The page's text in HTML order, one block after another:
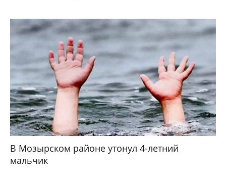
В Мозырском районе утонул 4-летний
мальчик